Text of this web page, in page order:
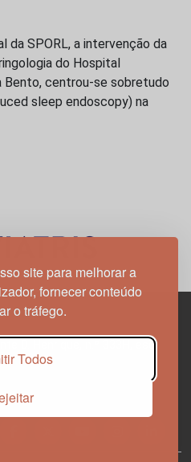
site para melhorar a
fornecer conteúdo
o tráfego.
Todos
da SPORL, a intervenção da
do Hospital
Bento, centrou-se sobretudo
sleep endoscopy) na
D. Henrique, n.º 333H, esc.